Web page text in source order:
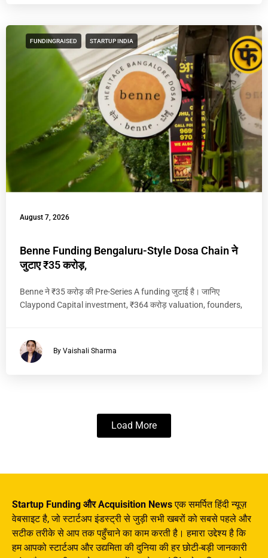
FUNDINGRAISED STARTUP INDIA
August 7, 2026
Benne Funding Bengaluru-Style Dosa Chain ने
जुटाए ₹35 करोड़,
Benne ने ₹35 करोड़ की Pre-Series A funding जुटाई है। जानिए
Claypond Capital investment, ₹364 करोड़ valuation, founders,
By Vaishali Sharma
Load More
Startup Funding और Acquisition Newsएक समर्पित हिंदी न्यूज़
वेबसाइट है, जो स्टार्टअप इंडस्ट्री से जुड़ी सभी खबरों को सबसे पहले और
सटीक तरीके से आप तक पहुँचाने का काम करती है। हमारा उद्देश्य है कि
हम आपको स्टार्टअप और उद्यमिता की दुनिया की हर छोटी-बड़ी जानकारी